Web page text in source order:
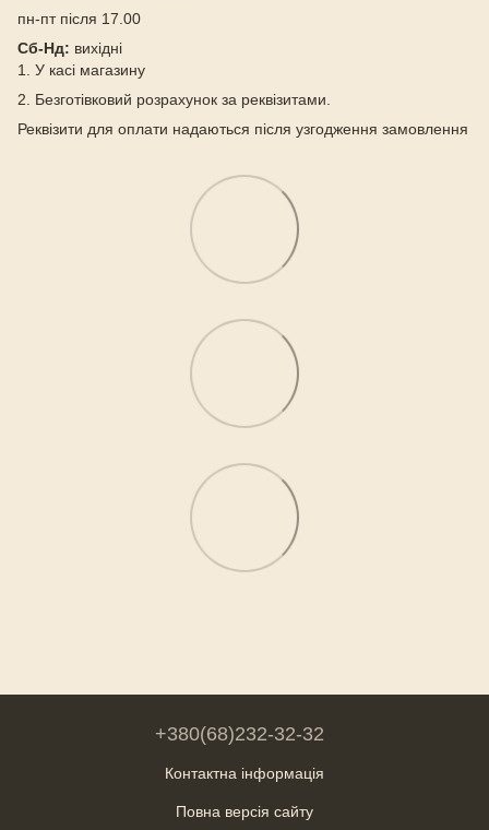
пн-пт після 17.00
Сб-Нд: вихідні
1. У касі магазину
2. Безготівковий розрахунок за реквізитами.
Реквізити для оплати надаються після узгодження замовлення
+380(68)232-32-32
Контактна інформація
Повна версія сайту